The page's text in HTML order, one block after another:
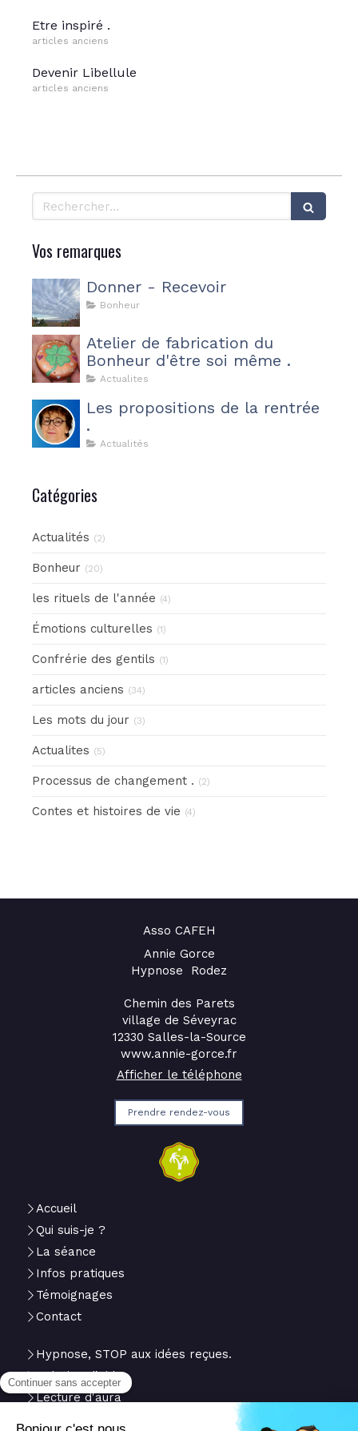
Etre inspiré .
articles anciens
Devenir Libellule
articles anciens
Rechercher
Vos remarques
Donner - Recevoir
Bonheur
Atelier de fabrication du
Bonheur d'être soi même .
Actualites
Les propositions de la rentrée
.
Actualités
Catégories
Actualités (2)
Bonheur (20)
les rituels de l'année (4)
Émotions culturelles (1)
Confrérie des gentils (1)
articles anciens (34)
Les mots du jour (3)
Actualites (5)
Processus de changement . (2)
Contes et histoires de vie (4)
Asso CAFEH
Annie Gorce
Hypnose Rodez
Chemin des Parets
village de Séveyrac
12330 Salles-la-Source
www.annie-gorce.fr
Afficher le téléphone
Prendre rendez-vous
Accueil
Qui suis-je ?
La séance
Infos pratiques
Témoignages
Contact
Hypnose, STOP aux idées reçues.
Relation d'aide
Lecture d'aura